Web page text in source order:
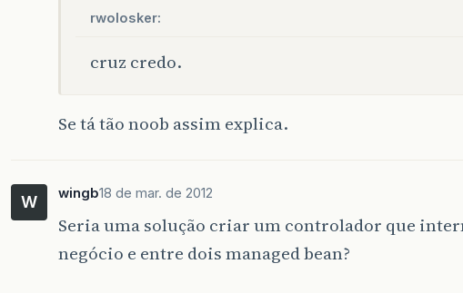
rwolosker:
cruz credo.
Se tá tão noob assim explica.
W wingb18 de mar. de 2012
Seria uma solução criar um controlador que
negócio e entre dois managed bean?